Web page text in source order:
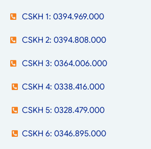
CSKH 1: 0394.969.000
CSKH 2: 0394.808.000
CSKH 3: 0364.006.000
CSKH 4: 0338.416.000
CSKH 5: 0328.479.000
CSKH 6: 0346.895.000